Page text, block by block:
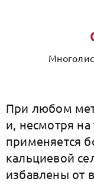
При любом
и, несмотря на
применяется
кальциевой
избавлены от